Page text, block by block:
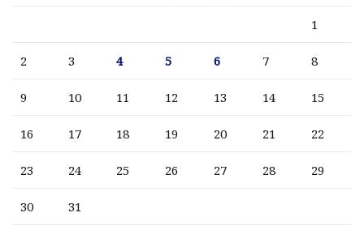
1
2 3 4 5 6 7 8
9 10 11 12 13 14 15
16 17 18 19 20 21 22
23 24 25 26 27 28 29
30 31